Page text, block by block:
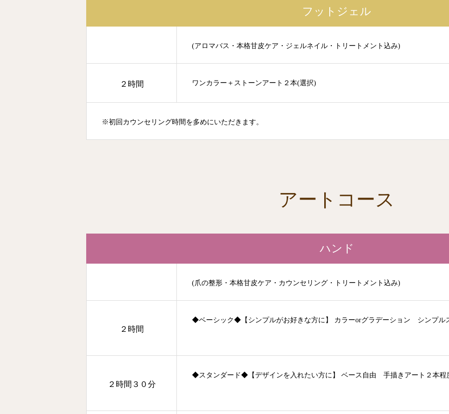
フットジェル
(アロマバス・本格甘皮ケア・ジェルネイル・トリートメント込み)
２時間 ワンカラー＋ストーンアート２本(選択)
※初回カウンセリング時間を多めにいただきます。
アートコース
ハンド
(爪の整形・本格甘皮ケア・カウンセリング・トリートメント込み)
２時間
◆ベーシック◆【シンプルがお好きな方に】 カラーorグラデーション シンプル
２時間３０分
◆スタンダード◆【デザインを入れたい方に】 ベース自由 手描きアート２本程